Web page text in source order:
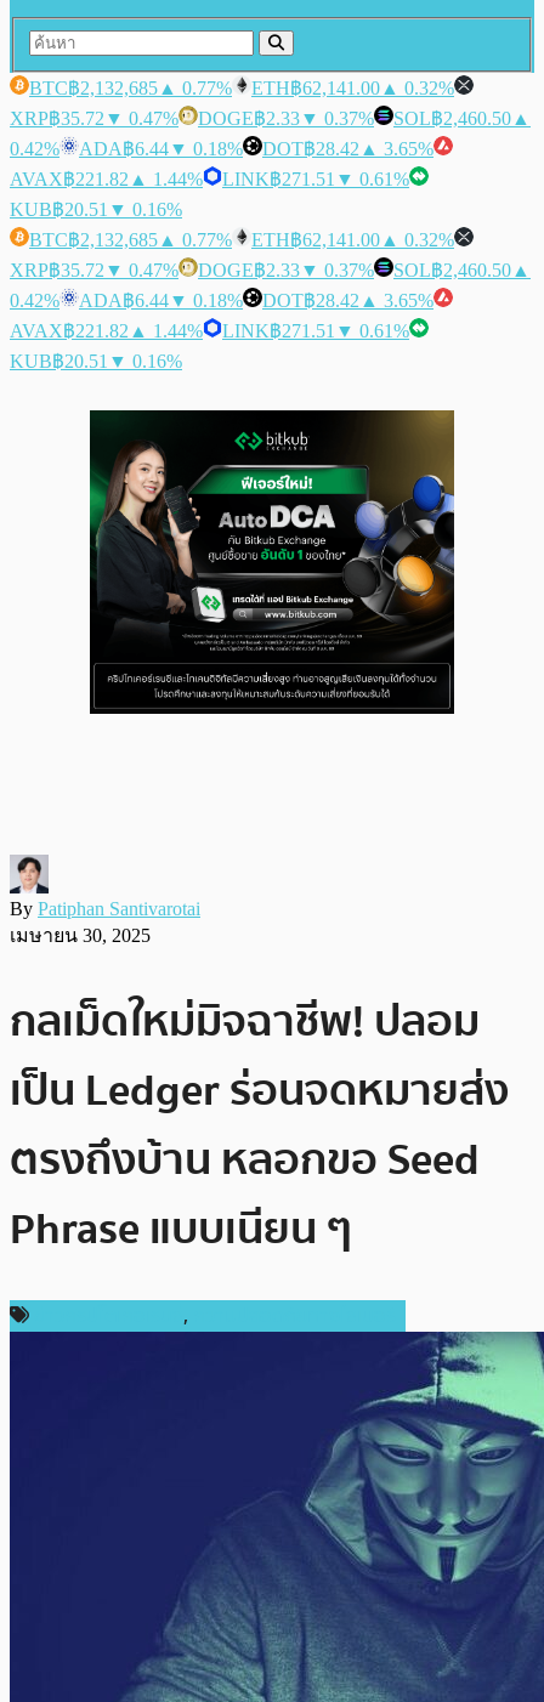
BTC฿2,132,685 ▲ 0.77% ETH฿62,141.00 ▲ 0.32%
XRP฿35.72 ▼ 0.47% DOGE฿2.33▼ 0.37% SOL฿2,460.50 ▲
0.42%
ADA฿6.44▼ 0.18% DOT฿28.42 ▲ 3.65%
AVAX฿221.82 ▲ 1.44% LINK฿271.51 ▼ 0.61%
KUB฿20.51 ▼ 0.16%
BTC฿2,132,685 ▲ 0.77% ETH฿62,141.00 ▲ 0.32%
XRP฿35.72 ▼ 0.47% DOGE฿2.33▼ 0.37% SOL฿2,460.50 ▲
0.42%
ADA฿6.44▼ 0.18% DOT฿28.42 ▲ 3.65%
AVAX฿221.82 ▲ 1.44% LINK฿271.51 ▼ 0.61%
KUB฿20.51 ▼ 0.16%
By Patiphan Santivarotai
เมษายน 30, 2025
กลเม็ดใหม่มิจฉาชีพ! ปลอม
เป็น Ledger ร่อนจดหมายส่ง
ตรงถึงบ้าน หลอกขอ Seed
Phrase แบบเนียน ๆ
,